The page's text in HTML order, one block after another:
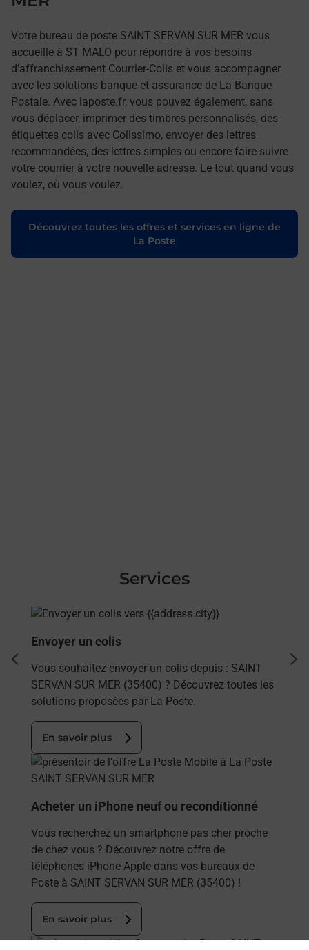
Votre bureau de poste SAINT SERVAN SUR MER vous
accueille à ST MALO pour répondre à vos besoins
d'affranchissement Courrier-Colis et vous accompagner
avec les solutions banque et assurance de La Banque
Postale. Avec laposte.fr, vous pouvez également, sans
vous déplacer, imprimer des timbres personnalisés, des
étiquettes colis avec Colissimo, envoyer des lettres
recommandées, des lettres simples ou encore faire suivre
votre courrier à votre nouvelle adresse. Le tout quand vous
voulez, où vous voulez.
Découvrez toutes les offres et services en ligne de
La Poste
Services
En savoir plus
Envoyer un colis
Vous souhaitez envoyer un colis depuis : SAINT
SERVAN SUR MER (35400) ? Découvrez toutes les
solutions proposées par La Poste.
En savoir plus
En savoir plus
Acheter un iPhone neuf ou reconditionné
Vous recherchez un smartphone pas cher proche
de chez vous ? Découvrez notre offre de
téléphones iPhone Apple dans vos bureaux de
Poste à SAINT SERVAN SUR MER (35400) !
En savoir plus
En savoir plus